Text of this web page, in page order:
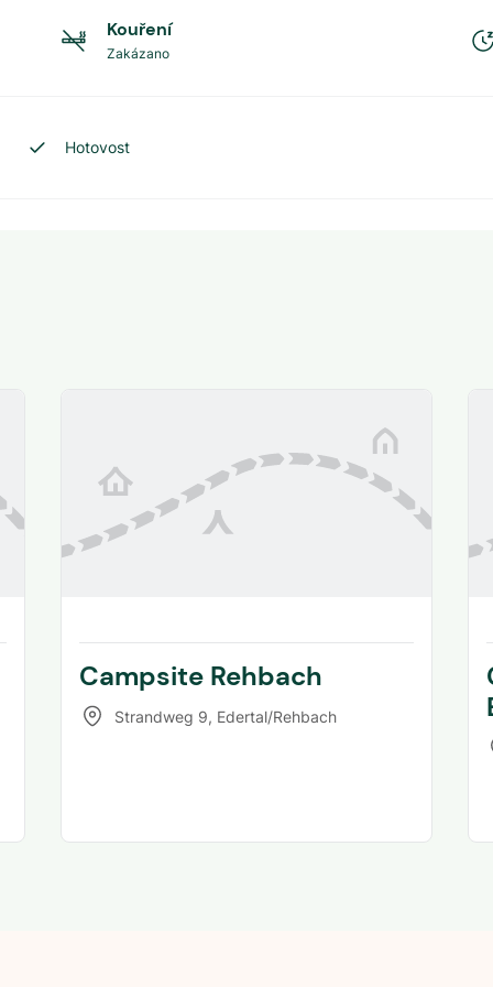
Kouření
Zakázano
Hotovost
Campsite Rehbach
Strandweg 9, Edertal/Rehbach